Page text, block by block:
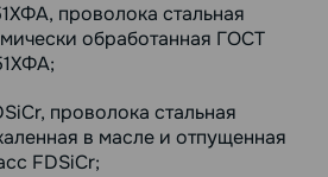
проволока стальная
обработанная ГОСТ
проволока стальная
в масле и отпущенная
FDSiCr;